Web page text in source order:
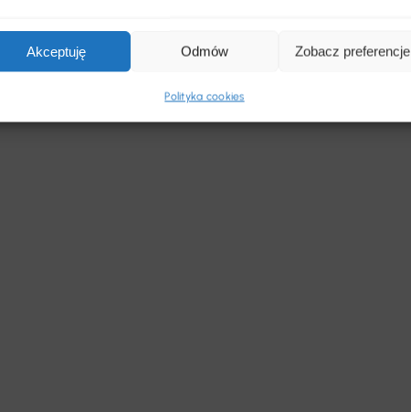
Akceptuję Odmów Zobacz preferencje
Polityka cookies